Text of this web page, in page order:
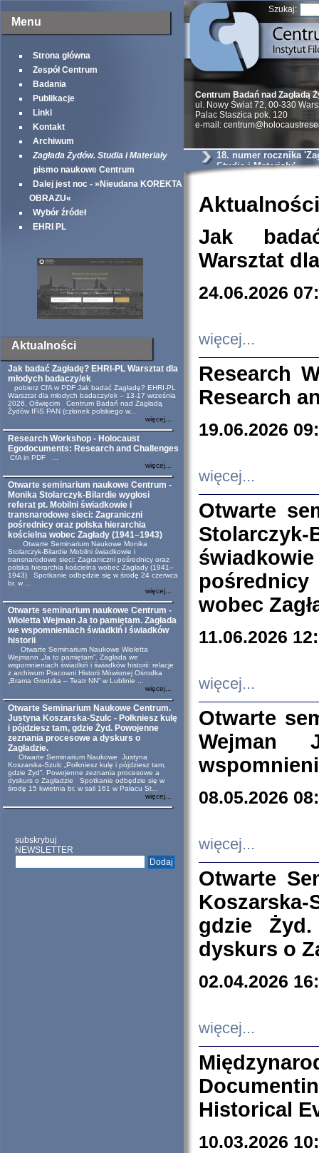
Menu
Strona główna
Zespół Centrum
Badania
Publikacje
Linki
Kontakt
Archiwum
Zagłada Żydów. Studia i Materiały
pismo naukowe Centrum
Dalej jest noc - »Nieudana KOREKTA
OBRAZU«
Wybór źródeł
EHRI PL
Aktualności
Jak badać Zagładę? EHRI-PL Warsztat dla
młodych badaczy/ek
pobierz CfA w PDF Jak badać Zagładę? EHRI-PL
Warsztat dla młodych badaczy/ek – 13-17 września
2026, Oświęcim Centrum Badań nad Zagładą
Żydów IFiS PAN (członek polskiego w...
więcej...
Research Workshop - Holocaust
Egodocuments: Research and Challenges
CfA in PDF ...
więcej...
Otwarte seminarium naukowe Centrum -
Monika Stolarczyk-Bilardie wygłosi
referat pt. Mobilni świadkowie i
transnarodowe sieci: Zagraniczni
pośrednicy oraz polska hierarchia
kościelna wobec Zagłady (1941–1943)
Otwarte Seminarium Naukowe Monika
Stolarczyk-Bilardie Mobilni świadkowie i
transnarodowe sieci: Zagraniczni pośrednicy oraz
polska hierarchia kościelna wobec Zagłady (1941–
1943) Spotkanie odbędzie się w środę 24 czerwca
br. w ...
więcej...
Otwarte seminarium naukowe Centrum -
Wioletta Wejman Ja to pamiętam. Zagłada
we wspomnieniach świadkiń i świadków
historii
Otwarte Seminarium Naukowe Wioletta
Wejmann „Ja to pamiętam”. Zagłada we
wspomnieniach świadkiń i świadków historii: relacje
z archiwum Pracowni Historii Mówionej Ośrodka
„Brama Grodzka – Teatr NN” w Lublinie ...
więcej...
Otwarte Seminarium Naukowe Centrum.
Justyna Koszarska-Szulc - Połkniesz kulę
i pójdziesz tam, gdzie Żyd. Powojenne
zeznania procesowe a dyskurs o
Zagładzie.
Otwarte Seminarium Naukowe Justyna
Koszarska-Szulc „Połkniesz kulę i pójdziesz tam,
gdzie Żyd”. Powojenne zeznania procesowe a
dyskurs o Zagładzie Spotkanie odbędzie się w
środę 15 kwietnia br. w sali 161 w Pałacu St...
więcej...
subskrybuj
NEWSLETTER
Szukaj:
Centrum Badań nad Zagładą
ul. Nowy Świat 72, 00-330
Palac Staszica pok. 120
e-mail:
18. numer rocznika
Studia i Materiały'
Aktualności
Jak
Warsztat
24.06.2026
więcej...
Research
Research
19.06.2026
więcej...
Otwarte
wobec
11.06.2026
więcej...
Otwarte
Wejman
08.05.2026
więcej...
Otwarte
Koszarska-
gdzie
dyskurs o
02.04.2026
więcej...
Historical
10.03.2026